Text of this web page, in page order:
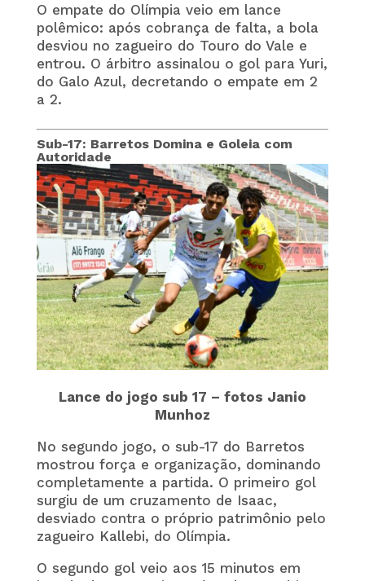
O empate do Olímpia veio em lance
polêmico: após cobrança de falta, a bola
desviou no zagueiro do Touro do Vale e
entrou. O árbitro assinalou o gol para Yuri,
do Galo Azul, decretando o empate em 2
a 2.
Sub-17: Barretos Domina e Goleia com
Autoridade
Lance do jogo sub 17 – fotos Janio
Munhoz
No segundo jogo, o sub-17 do Barretos
mostrou força e organização, dominando
completamente a partida. O primeiro gol
surgiu de um cruzamento de Isaac,
desviado contra o próprio patrimônio pelo
zagueiro Kallebi, do Olímpia.
O segundo gol veio aos 15 minutos em